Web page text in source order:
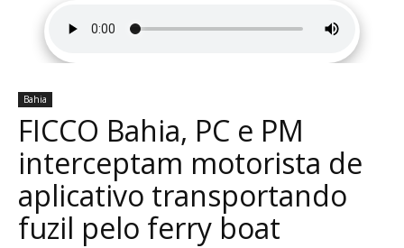
Bahia
FICCO Bahia, PC e PM
interceptam motorista de
aplicativo transportando
fuzil pelo ferry boat